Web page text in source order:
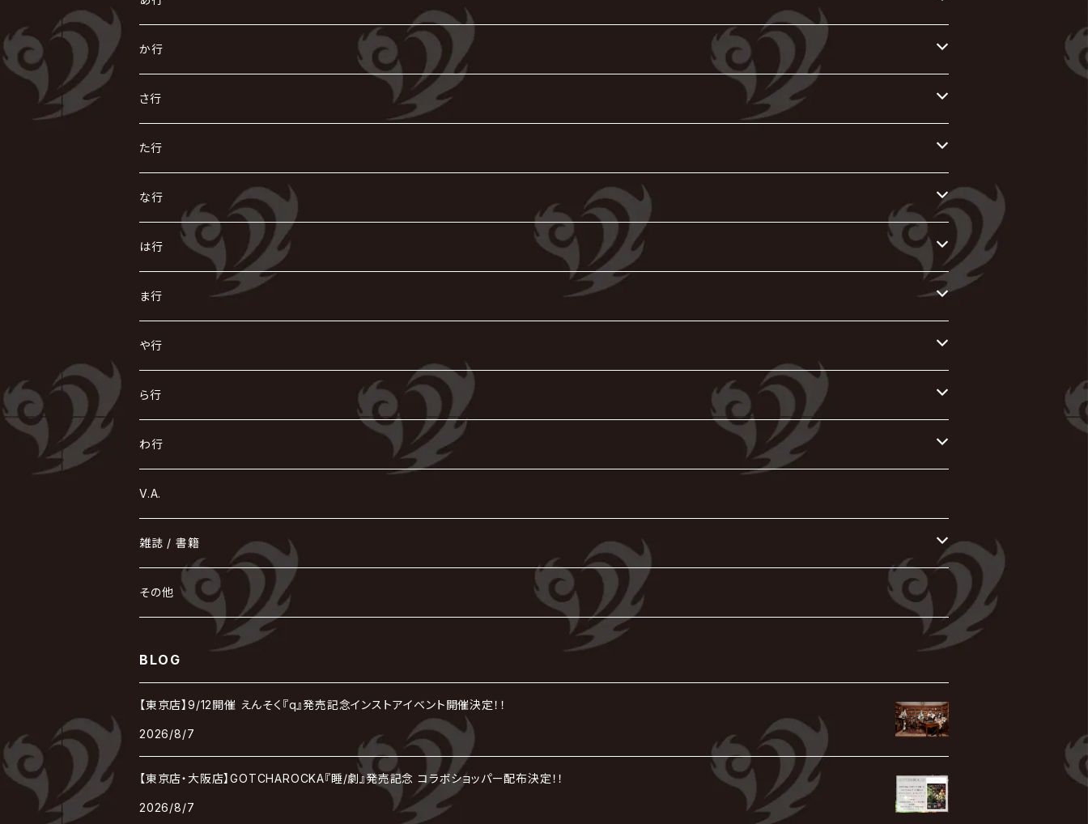
あ
R指定
AIOLIN
AKIHIDE
Azavana
Acid Black Cherry
彩冷える -ayabie-
アリス九號. / ALICE NINE. / A9
ΛrlequiΩ / アルルカン
Angelo
い
IKUO
exist†trace
色々な十字架
168 / 葵-168-
う
VIRGE / ヴァージュ
Waive
え
ACE OF SPADES
X JAPAN
お
AURORIZE
OFIAM
か行
か
怪人二十面奏
Kαin
the GazettE
GOTCHAROCKA
cali≠gari
河村隆一
き
KISAKI
キズ
KIRITO / キリト
己龍
く
Crack6
グラビティ
黒夢
け
[ kei ] / 圭
仮病
こ
GOATBED
ゴールデンボンバー
さ行
さ
ザアザア
The THIRTEEN
XANVALA
し
Zeke Deux
Z CLEAR
ジグソウ
シド
JAKIGAN MEISTER
Chanty
す
Z CLEAR
超ジャシー
SPLENDID GOD GIRAFFE
SLAPSLY / CHIYU
せ
ゼラ
零[Hz]
そ
SOPHIA
ZOMBIE / ぞんび
た行
た
DASEIN
DAIGO
逹瑯
DAVID / SUI / 縁
DARRELL
ち
CHAQLA.
つ
て
D
DIAURA
Develop One's Faculties
DEXCORE
TAKE NO BREAK
DEZERT
deadman
と
東京花嫁
Tourbillon
DOG inthePWO
な行
な
NIGHTMARE
NAZARE
に
NiEL
NICOLAS
ぬ
nurié
ね
NETH PRIERE CAIN
NEVERLAND
の
NoGoD
NOCTURNAL BLOODLUST
は行
は
heidi.
H.U.G
花見桜こうき
薔薇の宮殿
BAROQUE
ひ
HERO
美炎-BIEN-
hide with Spread Beaver / hide
HIDE-ZOU
ふ
Far East Dizain
Fatüm
FEST VAINQUEUR
BULL ZEICHEN 88
へ
BabyKingdom
THE BEETHOVEN
PENICILLIN
ほ
POIDOL
HOLLOWGRAM
ま行
ま
THE MICRO HEAD 4N'S
MAO / マオ from SID
Magistina Saga
MUSCLE ATTACK
マツタケワークス
摩天楼オペラ
THE MADNA
MAMA.
み
未完成アリス
ミスイ
MIMIZUQ
む
MUCC / ムック
め
メトロノーム
MERRY / メリー
も
THE MORTAL
最上川司
や行
や
ヤミテラ / 外道反逆者ヤミテラ
ゆ
YUKIYA / 藤田幸也
ユナイト
よ
ら行
ら
rice
Rides In ReVellion
Raphael
り
Leetspeak monsters
Ricky
LIPHLICH
る
Ruiza
LUNA SEA
れ
the Raid.
REIGN
RAZOR
Rorschach.inc
ロマン急行
わ行
わ
wyse
我が為
V.A.
雑誌 / 書籍
hévn
ROCK AND READ
その他
BLOG
【東京店】9/12開催 えんそく『q』発売記念インストアイベント開催決定！！
2026/8/7
【東京店・大阪店】GOTCHAROCKA『睡/劇』発売記念 コラボショッパー配布決定！！
2026/8/7